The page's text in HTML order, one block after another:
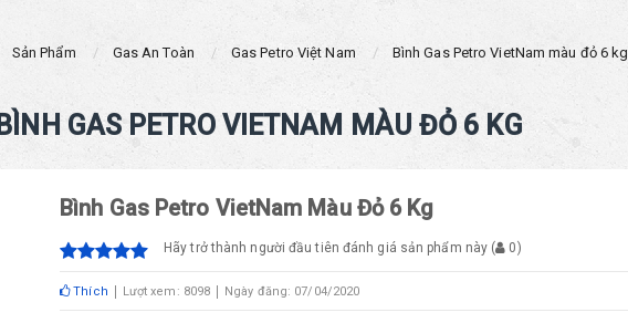
Sản Phẩm Gas An Toàn Gas Petro Việt Nam Bình Gas Petro VietNam màu đỏ 6 kg
BÌNH GAS PETRO VIETNAM MÀU ĐỎ 6 KG
Bình Gas Petro VietNam Màu Đỏ 6 Kg
Hãy trở thành người đầu tiên đánh giá sản phẩm này ( 0)
Thích Lượt xem: 8098 Ngày đăng: 07/04/2020